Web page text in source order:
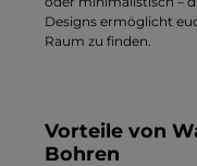
Designs ermöglicht
Raum zu finden.
Vorteile von
Bohren